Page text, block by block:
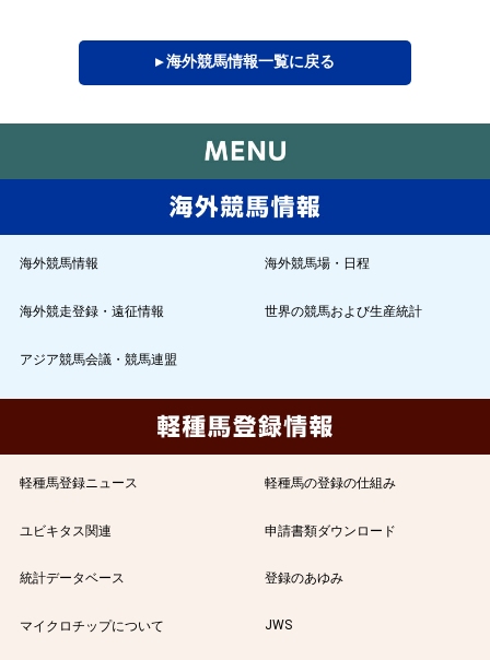
▸ 海外競馬情報一覧に戻る
海外競馬情報 海外競馬場・日程
海外競走登録・遠征情報 世界の競馬および生産統計
アジア競馬会議・競馬連盟
軽種馬登録ニュース 軽種馬の登録の仕組み
ユビキタス関連 申請書類ダウンロード
統計データベース 登録のあゆみ
マイクロチップについて JWS